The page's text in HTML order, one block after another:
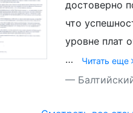
достоверно
что
уровне плат
…
Читать еще